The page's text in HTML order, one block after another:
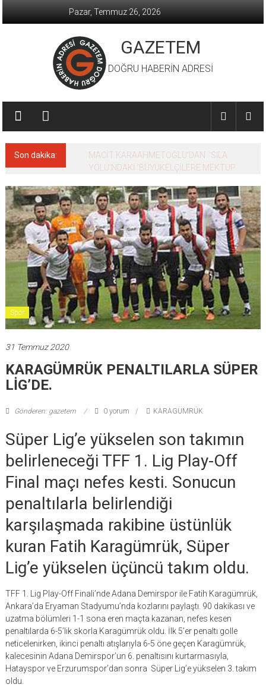
Pazar, Temmuz 26, 2026
GAZETEM
DOĞRU HABERİN ADRESİ
Son dakika:
MACİT KARAAHMETOĞLU’DAN ‘SILA
YOLU’NDAKİ ’BÜYÜKELÇİLERE MEKTUP
Spor
31 Temmuz 2020
KARAGÜMRÜK PENALTILARLA SÜPER
LİG’DE.
Gönderen: gazetem 0 yorum KARAGÜMRÜK
Süper Lig’e yükselen son takımın
belirleneceği TFF 1. Lig Play-Off
Final maçı nefes kesti. Sonucun
penaltılarla belirlendiği
karşılaşmada rakibine üstünlük
kuran Fatih Karagümrük, Süper
Lig’e yükselen üçüncü takım oldu.
TFF 1. Lig Play-Off Finali’nde Adana Demirspor ile Fatih Karagümrük,
Ankara’da Eryaman Stadyumu’nda kozlarını paylaştı. 90 dakikası ve
uzatma bölümleri 1-1 sona eren maçta kazanan, nefes kesen
penaltılarda 6-5’lik skorla Karagümrük oldu. İlk 5’er penaltı golle
neticelenirken, ikinci penaltı atışlarıyla 6-5 öne geçen Karagümrük,
kalecesinin Adana Demirspor’un 6. penaltısını kurtarmasıyla,
Hatayspor ve Erzurumspor’dan sonra Süper Lig’e yükselen 3. takım
oldu.